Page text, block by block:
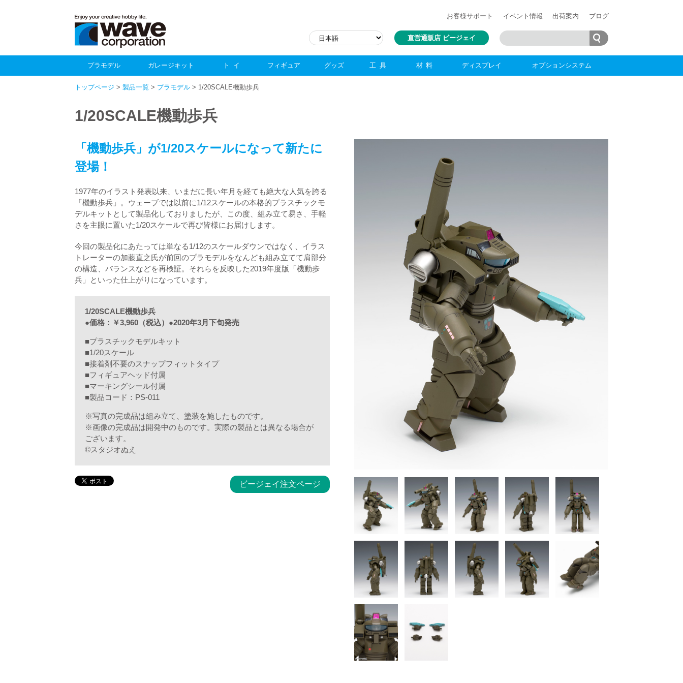
お客様サポート イベント情報 出荷案内 ブログ
直営通販店 ビージェイ
プラモデル ガレージキット トイ フィギュア グッズ 工具 材料 ディスプレイ オプションシステム
トップページ > 製品一覧 > プラモデル > 1/20SCALE機動歩兵
1/20SCALE機動歩兵
「機動歩兵」が1/20スケールになって新たに
登場！
1977年のイラスト発表以来、いまだに長い年月を経ても絶大な人気を誇る
「機動歩兵」。ウェーブでは以前に1/12スケールの本格的プラスチックモ
デルキットとして製品化しておりましたが、この度、組み立て易さ、手軽
さを主眼に置いた1/20スケールで再び皆様にお届けします。
今回の製品化にあたっては単なる1/12のスケールダウンではなく、イラス
トレーターの加藤直之氏が前回のプラモデルをなんども組み立てて肩部分
の構造、バランスなどを再検証。それらを反映した2019年度版「機動歩
兵」といった仕上がりになっています。
1/20SCALE機動歩兵
●価格：￥3,960（税込）●2020年3月下旬発売
■プラスチックモデルキット
■1/20スケール
■接着剤不要のスナップフィットタイプ
■フィギュアヘッド付属
■マーキングシール付属
■製品コード：PS-011
※写真の完成品は組み立て、塗装を施したものです。
※画像の完成品は開発中のものです。実際の製品とは異なる場合が
ございます。
©スタジオぬえ
ビージェイ注文ページ